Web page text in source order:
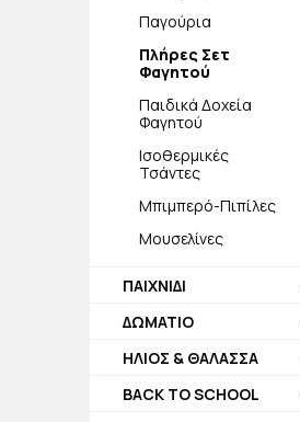
Παγούρια
Πλήρες Σετ
Φαγητού
Παιδικά Δοχεία
Φαγητού
Ισοθερμικές
Τσάντες
Μπιμπερό-Πιπίλες
Μουσελίνες
ΠΑΙΧΝΙΔΙ
ΔΩΜΑΤΙΟ
ΗΛΙΟΣ & ΘΑΛΑΣΣΑ
BACK TO SCHOOL